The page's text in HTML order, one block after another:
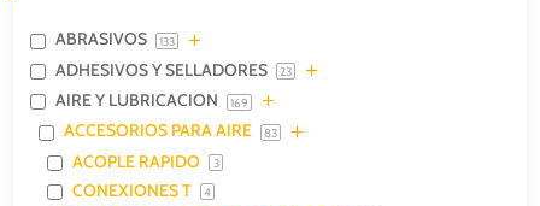
ABRASIVOS 133
ADHESIVOS Y SELLADORES 23
AIRE Y LUBRICACION 169
ACCESORIOS PARA AIRE 83
ACOPLE RAPIDO 3
CONEXIONES T 4